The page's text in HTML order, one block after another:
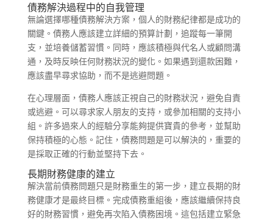
債務解決過程中的自我管理
無論選擇哪種債務解決方案，個人的財務紀律都是成功的
關鍵。債務人應該建立詳細的預算計劃，追蹤每一筆開
支，並培養儲蓄習慣。同時，應該積極與代名人或顧問溝
通，及時反映任何財務狀況的變化。如果遇到還款困難，
應該盡早尋求協助，而不是逃避問題。
在心理層面，債務人應該正視自己的財務狀況，避免自責
或逃避。可以尋求家人朋友的支持，或參加相關的支持小
組。許多過來人的經驗分享能夠提供寶貴的參考，並幫助
保持積極的心態。記住，債務問題是可以解決的，重要的
是採取正確的行動並堅持下去。
長期財務健康的建立
解決當前債務問題只是財務重生的第一步，建立長期的財
務健康才是最終目標。完成債務重組後，應該繼續保持良
好的財務習慣，避免再次陷入債務困境。這包括建立緊急